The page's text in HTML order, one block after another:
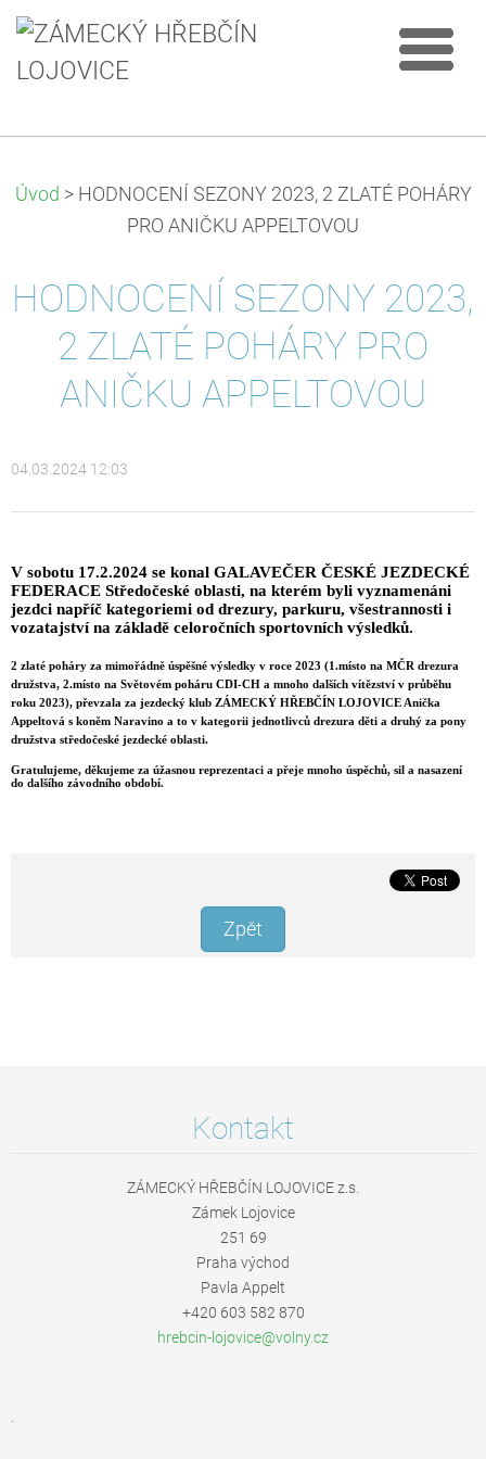
Úvod > HODNOCENÍ SEZONY 2023, 2 ZLATÉ POHÁRY
PRO ANIČKU APPELTOVOU
HODNOCENÍ SEZONY 2023,
2 ZLATÉ POHÁRY PRO
ANIČKU APPELTOVOU
04.03.2024 12:03
V sobotu 17.2.2024 se konal GALAVEČER ČESKÉ JEZDECKÉ
FEDERACE Středočeské oblasti, na kterém byli vyznamenáni
jezdci napříč kategoriemi od drezury, parkuru, všestrannosti i
vozatajství na základě celoročních sportovních výsledků.
2 zlaté poháry za mimořádně úspěšné výsledky v roce 2023 (1.místo na MČR drezura
družstva, 2.místo na Světovém poháru CDI-CH a mnoho dalších vítězství v průběhu
roku 2023), převzala za jezdecký klub ZÁMECKÝ HŘEBČÍN LOJOVICE Anička
Appeltová s koněm Naravino a to v kategorii jednotlivců drezura děti a druhý za pony
družstva středočeské jezdecké oblasti.
Gratulujeme, děkujeme za úžasnou reprezentaci a přeje mnoho úspěchů, sil a nasazení
do dalšího závodního období.
Zpět
Kontakt
ZÁMECKÝ HŘEBČÍN LOJOVICE z.s.
Zámek Lojovice
251 69
Praha východ
Pavla Appelt
+420 603 582 870
hrebcin-lojovice@volny.cz